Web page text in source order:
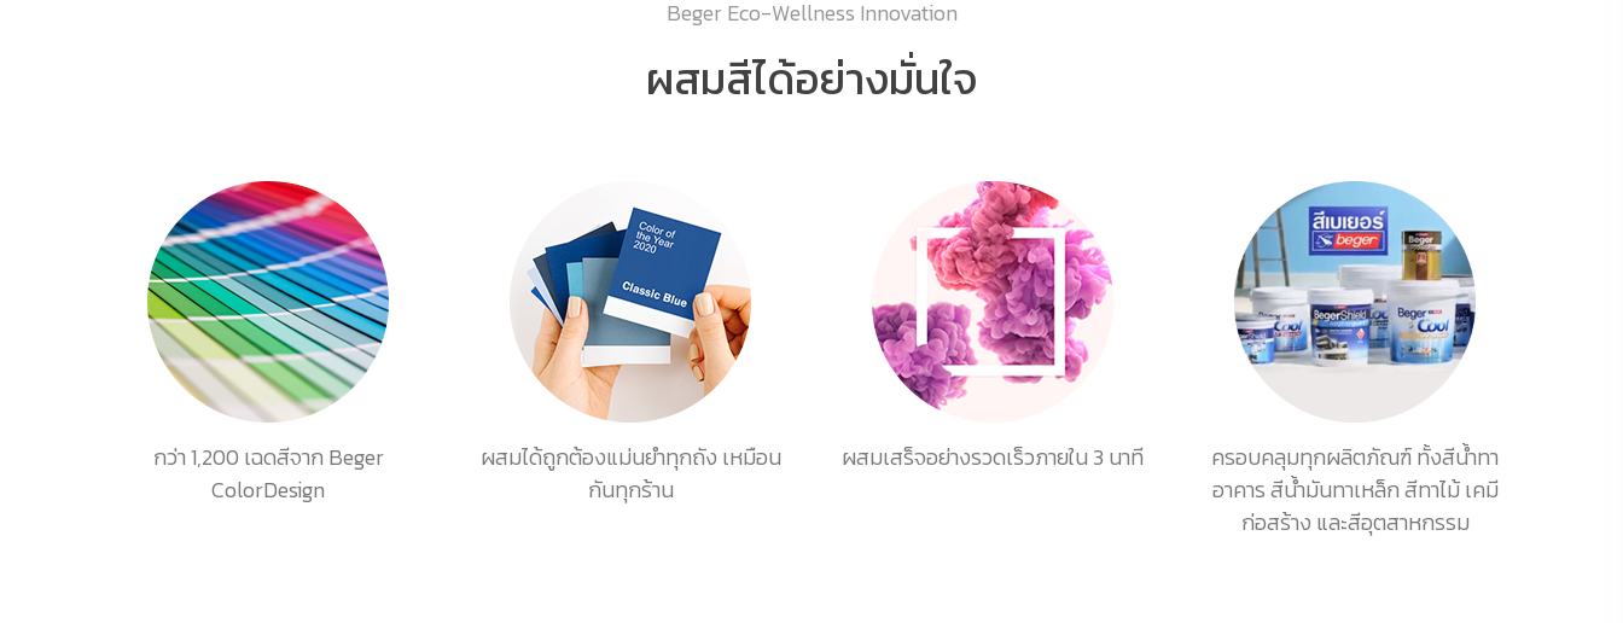
Beger Eco-Wellness Innovation
ผสมสีได้อย่างมั่นใจ
กว่า 1,200 เฉดสีจาก Beger
ColorDesign
ผสมได้ถูกต้องแม่นยำทุกถัง เหมือน
กันทุกร้าน
ผสมเสร็จอย่างรวดเร็วภายใน 3 นาที
ครอบคลุมทุกผลิตภัณฑ์ ทั้งสีน้ำทา
อาคาร สีน้ำมันทาเหล็ก สีทาไม้ เคมี
ก่อสร้าง และสีอุตสาหกรรม